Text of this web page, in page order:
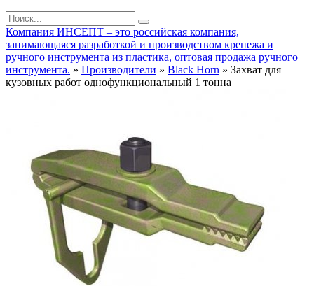
Компания ИНСЕПТ – это российская компания,
занимающаяся разработкой и производством крепежа и
ручного инструмента из пластика, оптовая продажа ручного
инструмента. » Производители » Black Horn » Захват для
кузовных работ однофункциональный 1 тонна